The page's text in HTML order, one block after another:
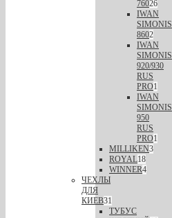
76026
IWAN
SIMONIS
8602
IWAN
SIMONIS
920/930
RUS
PRO1
IWAN
SIMONIS
950
RUS
PRO1
MILLIKEN3
ROYAL18
WINNER4
ЧЕХЛЫ
ДЛЯ
КИЕВ31
ТУБУС